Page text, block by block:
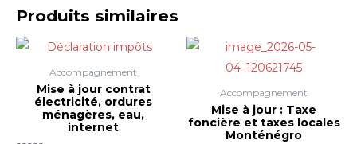
Produits similaires
Accompagnement
Mise à jour contrat
électricité, ordures
ménagères, eau,
internet
Accompagnement
Mise à jour : Taxe
foncière et taxes locales
Monténégro